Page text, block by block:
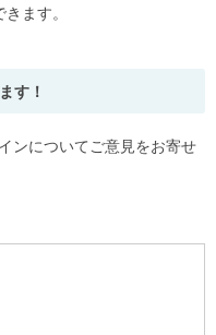
ます。
す！
ンについてご意見をお寄せ